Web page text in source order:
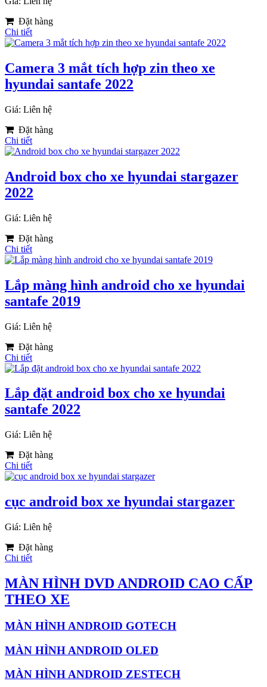
Đặt hàng
Chi tiết
Camera 3 mắt tích hợp zin theo xe
hyundai santafe 2022
Giá: Liên hệ
Đặt hàng
Chi tiết
Android box cho xe hyundai stargazer
2022
Giá: Liên hệ
Đặt hàng
Chi tiết
Lắp màng hình android cho xe hyundai
santafe 2019
Giá: Liên hệ
Đặt hàng
Chi tiết
Lắp đặt android box cho xe hyundai
santafe 2022
Giá: Liên hệ
Đặt hàng
Chi tiết
cục android box xe hyundai stargazer
Giá: Liên hệ
Đặt hàng
Chi tiết
MÀN HÌNH DVD ANDROID CAO CẤP
THEO XE
MÀN HÌNH ANDROID GOTECH
MÀN HÌNH ANDROID OLED
MÀN HÌNH ANDROID ZESTECH